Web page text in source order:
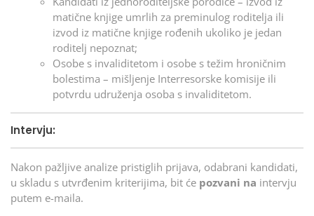
matične knjige umrlih za preminulog roditelja ili
izvod iz matične knjige rođenih ukoliko je jedan
roditelj nepoznat;
Osobe s invaliditetom i osobe s težim hroničnim
bolestima – mišljenje Interresorske komisije ili
potvrdu udruženja osoba s invaliditetom.
Intervju:
Nakon pažljive analize pristiglih prijava, odabrani kandidati,
u skladu s utvrđenim kriterijima, bit će pozvani na intervju
putem e-maila.